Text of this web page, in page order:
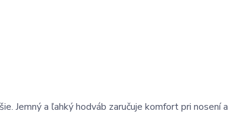
Jemný a ľahký hodváb zaručuje komfort pri nosení a